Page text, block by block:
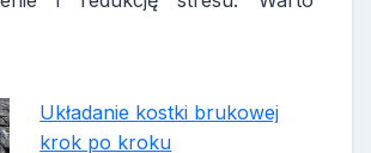
Układanie kostki brukowej
krok po kroku